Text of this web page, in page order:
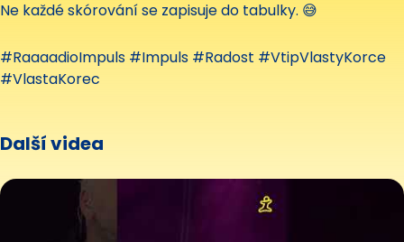
Ne každé skórování se zapisuje do tabulky. 😅
#RaaaadioImpuls #Impuls #Radost #VtipVlastyKorce
#VlastaKorec
Další videa